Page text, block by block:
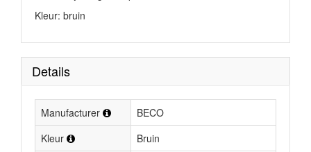
Kleur: bruin
Details
Manufacturer
BECO
Kleur
Bruin